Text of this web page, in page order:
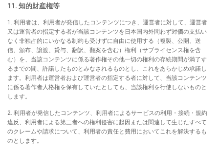
11. 知的財産権等
1. 利用者は、利用者が発信したコンテンツにつき、運営者に対して、運営者
又は運営者の指定する者が当該コンテンツを日本国内外問わず対価の支払い
なく非独占的にいかなる制約も受けずに自由に使用する（複製、公開、送
信、頒布、譲渡、貸与、翻訳、翻案を含む）権利（サブライセンス権を含
む）を、当該コンテンツに係る著作権その他一切の権利の存続期間が満了す
るまでの間、許諾したものとみなされるものとし、これをあらかじめ承諾し
ます。利用者は運営者および運営者の指定する者に対して、当該コンテンツ
に係る著作者人格権を保有していたとしても、当該権利を行使しないものと
します。
2. 利用者が発信したコンテンツ、利用者によるサービスの利用・接続・規約
違反、利用者による第三者への権利侵害に起因または関連して生じたすべて
のクレームや請求について、利用者の責任と費用においてこれを解決するも
のとします。